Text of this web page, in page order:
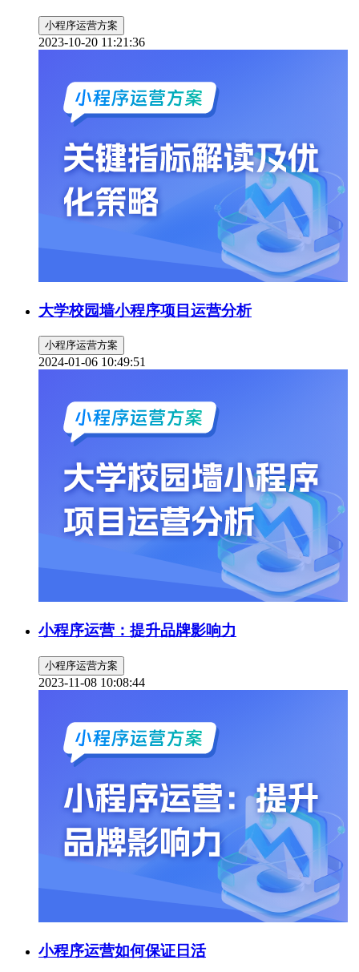
小程序运营方案
2023-10-20 11:21:36
大学校园墙小程序项目运营分析
小程序运营方案
2024-01-06 10:49:51
小程序运营：提升品牌影响力
小程序运营方案
2023-11-08 10:08:44
小程序运营如何保证日活